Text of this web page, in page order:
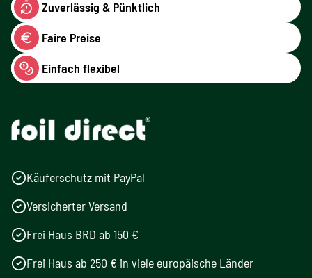
Zuverlässig & Pünktlich
Faire Preise
Einfach flexibel
Käuferschutz mit PayPal
Versicherter Versand
Frei Haus BRD ab 150 €
Frei Haus ab 250 € in viele europäische Länder